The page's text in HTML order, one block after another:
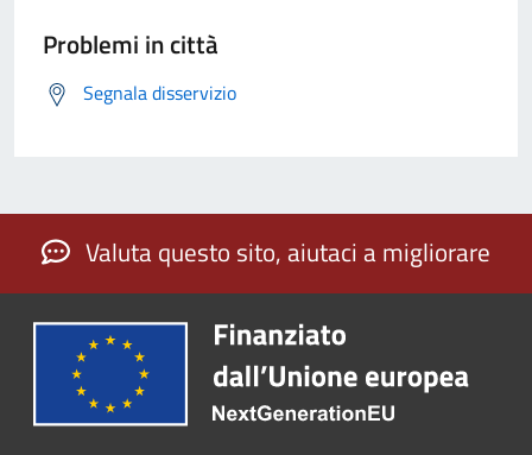
Problemi in città
Segnala disservizio
Valuta questo sito, aiutaci a migliorare